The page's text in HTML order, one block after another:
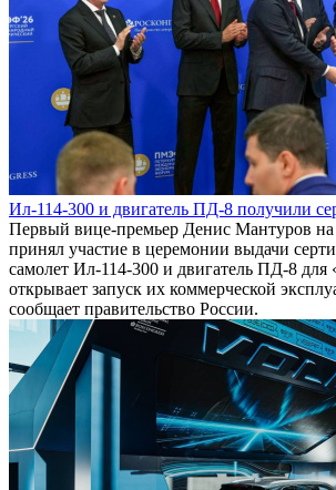
Ил-114-300 и двигатель ПД-8 получили
Первый вице-премьер Денис Мантуров
принял участие в церемонии выдачи
самолет Ил-114-300 и двигатель ПД-8 для
открывает запуск их коммерческой
сообщает правительство России.